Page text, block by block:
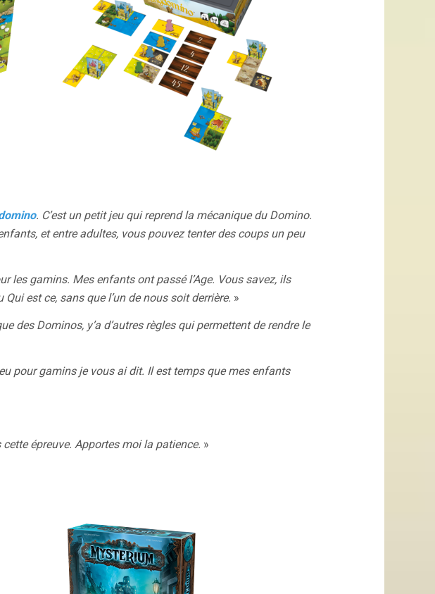
. C’est un petit jeu qui reprend la mécanique du Domino.
et entre adultes, vous pouvez tenter des coups un peu
les gamins. Mes enfants ont passé l’Age. Vous savez, ils
est ce, sans que l’un de nous soit derrière. »
des Dominos, y’a d’autres règles qui permettent de rendre le
pour gamins je vous ai dit. Il est temps que mes enfants
épreuve. Apportes moi la patience. »